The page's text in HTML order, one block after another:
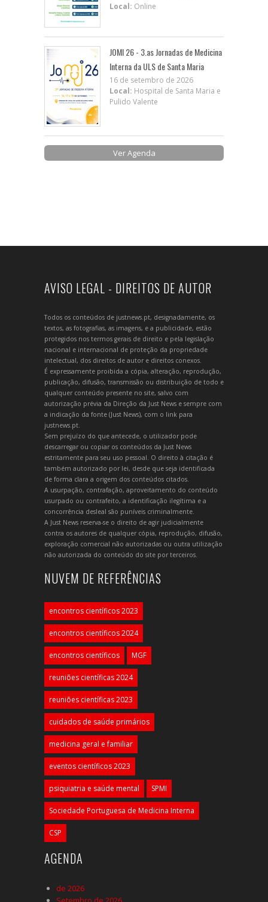
Local: Online
JOMI 26 - 3.as Jornadas de Medicina
Interna da ULS de Santa Maria
16 de setembro de 2026
Local: Hospital de Santa Maria e
Pulido Valente
Ver Agenda
AVISO LEGAL - DIREITOS DE AUTOR
Todos os conteúdos de justnews.pt, designadamente, os
textos, as fotografias, as imagens, e a publicidade, estão
protegidos nos termos gerais de direito e pela legislação
nacional e internacional de proteção da propriedade
intelectual, dos direitos de autor e direitos conexos.
É expressamente proibida a cópia, alteração, reprodução,
publicação, difusão, transmissão ou distribuição de todo e
qualquer conteúdo presente no site, salvo com
autorização prévia da Direção da Just News e sempre com
a indicação da fonte (Just News), com o link para
justnews.pt.
Sem prejuízo do que antecede, o utilizador pode
descarregar ou copiar os conteúdos da Just News
estritamente para seu uso pessoal. O direito à citação é
também autorizado por lei, desde que seja identificada
de forma clara a origem dos conteúdos citados.
A usurpação, contrafação, aproveitamento do conteúdo
usurpado ou contrafeito, a identificação ilegítima e a
concorrência desleal são puníveis criminalmente.
A Just News reserva-se o direito de agir judicialmente
contra os autores de qualquer cópia, reprodução, difusão,
exploração comercial não autorizadas ou outra utilização
não autorizada do conteúdo do site por terceiros.
NUVEM DE REFERÊNCIAS
encontros científicos 2023
encontros científicos 2024
encontros científicos MGF
reuniões científicas 2024
reuniões científicas 2023
cuidados de saúde primários
medicina geral e familiar
eventos científicos 2023
psiquiatria e saúde mental SPMI
Sociedade Portuguesa de Medicina Interna
CSP
AGENDA
de 2026